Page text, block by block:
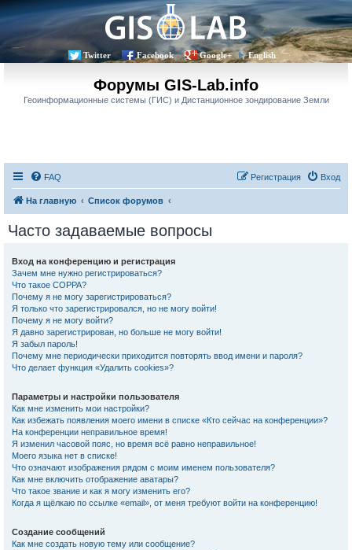
Twitter Facebook Google+ English
Форумы GIS-Lab.info
Геоинформационные системы (ГИС) и Дистанционное зондирование Земли
FAQ Вход
Регистрация
На главную Список форумов
Часто задаваемые вопросы
Вход на конференцию и регистрация
Зачем мне нужно регистрироваться?
Что такое COPPA?
Почему я не могу зарегистрироваться?
Я только что зарегистрировался, но не могу войти!
Почему я не могу войти?
Я давно зарегистрирован, но больше не могу войти!
Я забыл пароль!
Почему мне периодически приходится повторять ввод имени и пароля?
Что делает функция «Удалить cookies»?
Параметры и настройки пользователя
Как мне изменить мои настройки?
Как избежать появления моего имени в списке «Кто сейчас на конференции»?
На конференции неправильное время!
Я изменил часовой пояс, но время всё равно неправильное!
Моего языка нет в списке!
Что означают изображения рядом с моим именем пользователя?
Как мне включить отображение аватары?
Что такое звание и как я могу изменить его?
Когда я щёлкаю по ссылке «email», от меня требуют войти на конференцию!
Создание сообщений
Как мне создать новую тему или сообщение?